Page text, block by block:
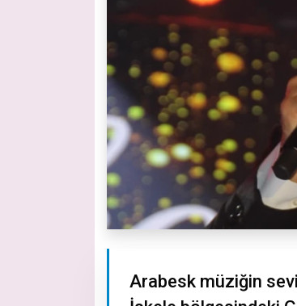
Arabesk müziğin